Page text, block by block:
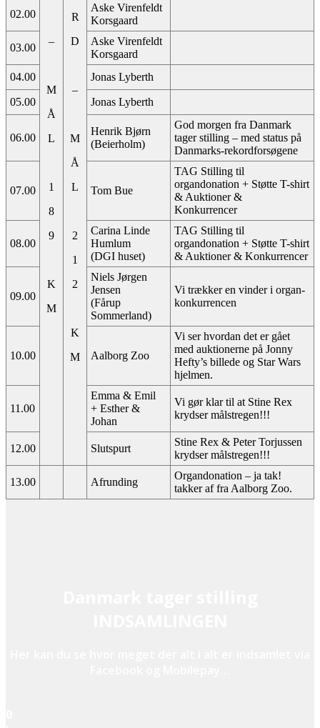
–
M
Å
L
1
8
9
K
M
R
D
–
M
Å
L
2
1
2
K
M
02.00
Aske Virenfeldt
Korsgaard
03.00
Aske Virenfeldt
Korsgaard
04.00
Jonas Lyberth
05.00 Jonas Lyberth
06.00
Henrik Bjørn
(Beierholm)
God morgen fra Danmark
tager stilling – med status på
Danmarks-rekordforsøgene
07.00 Tom Bue
TAG Stilling til
organdonation + Støtte T-shirt
& Auktioner &
Konkurrencer
08.00
Carina Linde
Humlum
(DGI huset)
TAG Stilling til
organdonation + Støtte T-shirt
& Auktioner & Konkurrencer
09.00
Niels Jørgen
Jensen
(Fårup
Sommerland)
Vi trækker en vinder i organ-
konkurrencen
10.00 Aalborg Zoo
Vi ser hvordan det er gået
med auktionerne på Jonny
Hefty’s billede og Star Wars
hjelmen.
11.00
Emma & Emil
+ Esther &
Johan
Vi gør klar til at Stine Rex
krydser målstregen!!!
12.00 Slutspurt
Stine Rex & Peter Torjussen
krydser målstregen!!!
13.00 Afrunding
Organdonation – ja tak!
takker af fra Aalborg Zoo.